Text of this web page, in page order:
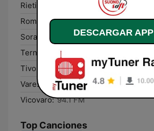
Rieti:
Rome:
105.3 FM
Sora:
101.0 FM
Terni:
106.2 FM
Tivoli:
94.1 FM
Varese:
95.4 FM
Vicovaro: 94.1 FM
Top Canciones
DESCARGAR APP